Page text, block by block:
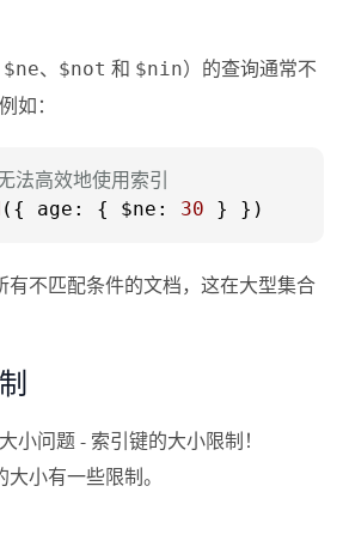
$ne、 $not 和 $nin）的查询通常不
如：
高效地使用索引
({ age : { $ne : 30 } })
有不匹配条件的文档，这在大型集合
小问题 - 索引键的大小限制！
小有一些限制。